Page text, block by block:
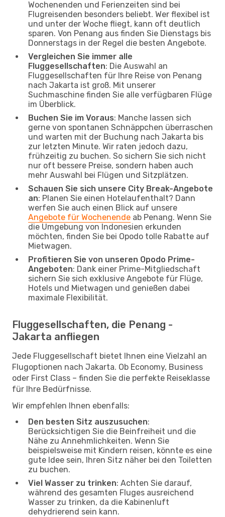
Wochenenden und Ferienzeiten sind bei
Flugreisenden besonders beliebt. Wer flexibel ist
und unter der Woche fliegt, kann oft deutlich
sparen. Von Penang aus finden Sie Dienstags bis
Donnerstags in der Regel die besten Angebote.
Vergleichen Sie immer alle
Fluggesellschaften: Die Auswahl an
Fluggesellschaften für Ihre Reise von Penang
nach Jakarta ist groß. Mit unserer
Suchmaschine finden Sie alle verfügbaren Flüge
im Überblick.
Buchen Sie im Voraus: Manche lassen sich
gerne von spontanen Schnäppchen überraschen
und warten mit der Buchung nach Jakarta bis
zur letzten Minute. Wir raten jedoch dazu,
frühzeitig zu buchen. So sichern Sie sich nicht
nur oft bessere Preise, sondern haben auch
mehr Auswahl bei Flügen und Sitzplätzen.
Schauen Sie sich unsere City Break-Angebote
an: Planen Sie einen Hotelaufenthalt? Dann
werfen Sie auch einen Blick auf unsere
Angebote für Wochenende ab Penang. Wenn Sie
die Umgebung von Indonesien erkunden
möchten, finden Sie bei Opodo tolle Rabatte auf
Mietwagen.
Profitieren Sie von unseren Opodo Prime-
Angeboten: Dank einer Prime-Mitgliedschaft
sichern Sie sich exklusive Angebote für Flüge,
Hotels und Mietwagen und genießen dabei
maximale Flexibilität.
Fluggesellschaften, die Penang -
Jakarta anfliegen
Jede Fluggesellschaft bietet Ihnen eine Vielzahl an
Flugoptionen nach Jakarta. Ob Economy, Business
oder First Class – finden Sie die perfekte Reiseklasse
für Ihre Bedürfnisse.
Wir empfehlen Ihnen ebenfalls:
Den besten Sitz auszusuchen:
Berücksichtigen Sie die Beinfreiheit und die
Nähe zu Annehmlichkeiten. Wenn Sie
beispielsweise mit Kindern reisen, könnte es eine
gute Idee sein, Ihren Sitz näher bei den Toiletten
zu buchen.
Viel Wasser zu trinken: Achten Sie darauf,
während des gesamten Fluges ausreichend
Wasser zu trinken, da die Kabinenluft
dehydrierend sein kann.